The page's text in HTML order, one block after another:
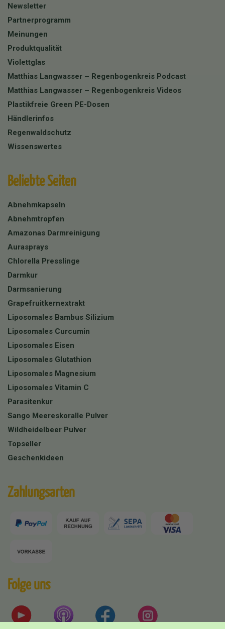
Newsletter
Partnerprogramm
Meinungen
Produktqualität
Violettglas
Matthias Langwasser – Regenbogenkreis Podcast
Matthias Langwasser – Regenbogenkreis Videos
Plastikfreie Green PE-Dosen
Händlerinfos
Regenwaldschutz
Wissenswertes
Beliebte Seiten
Abnehmkapseln
Abnehmtropfen
Amazonas Darmreinigung
Aurasprays
Chlorella Presslinge
Darmkur
Darmsanierung
Grapefruitkernextrakt
Liposomales Bambus Silizium
Liposomales Curcumin
Liposomales Eisen
Liposomales Glutathion
Liposomales Magnesium
Liposomales Vitamin C
Parasitenkur
Sango Meereskoralle Pulver
Wildheidelbeer Pulver
Topseller
Geschenkideen
Zahlungsarten
Folge uns